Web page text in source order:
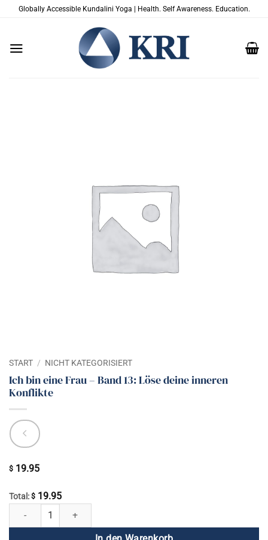
ZumGlobally Accessible Kundalini Yoga | Health. Self Awareness. Education.
START / NICHT KATEGORISIERT
Ich bin eine Frau – Band 13: Löse deine inneren
Konflikte
$ 19.95
Total: $ 19.95
Ich bin eine Frau - Band 13: Löse deine inneren Konflikte Menge